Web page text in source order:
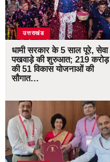
उत्तराखंड
धामी सरकार के 5 साल पूरे, सेवा
पखवाड़े की शुरुआत; 219 करोड़
की 51 विकास योजनाओं की
सौगात…